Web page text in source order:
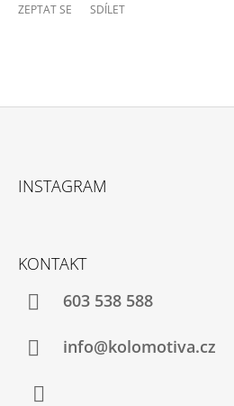
ZEPTAT SE SDÍLET
INSTAGRAM
KONTAKT
603 538 588
info@kolomotiva.cz